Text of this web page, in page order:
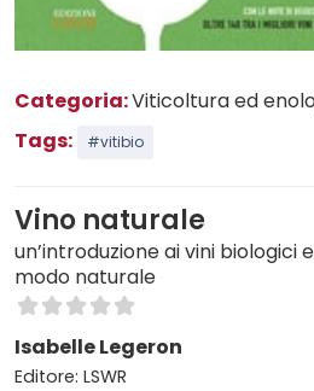
Categoria:Viticoltura ed
Tags:
#vitibio
Vino naturale
un’introduzione ai vini biologici
modo naturale
Isabelle Legeron
Editore: LSWR